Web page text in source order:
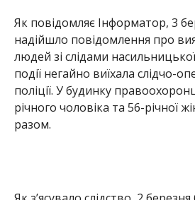
Як повідомляє Інформатор, 3
надійшло повідомлення про
людей зі слідами
події негайно виїхала слідчо-
поліції. У будинку
річного чоловіка та 56-річної
разом.